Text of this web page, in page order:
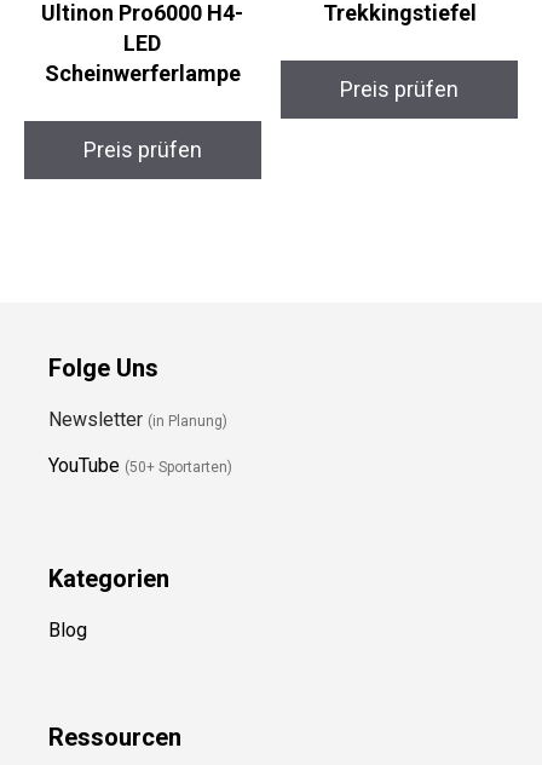
Wander-GPS & Philips
Ultinon Pro6000 H4-
LED
Preis prüfen
Trainer GTX Herren
Preis prüfen
Newsletter